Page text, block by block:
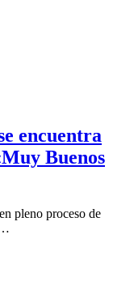
encuentra
Buenos
pleno proceso de